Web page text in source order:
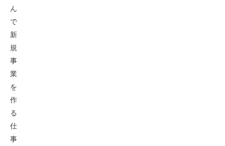
ん
で
新
規
事
業
を
作
る
仕
事